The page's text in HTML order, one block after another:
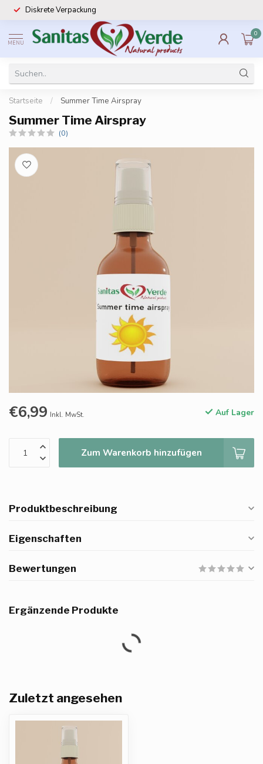
Diskrete Verpackung
MENU
0
Startseite / Summer Time Airspray
Summer Time Airspray
(0)
€6,99 Inkl. MwSt. Auf Lager
Zum Warenkorb hinzufügen
Produktbeschreibung
Eigenschaften
Bewertungen
Ergänzende Produkte
Zuletzt angesehen